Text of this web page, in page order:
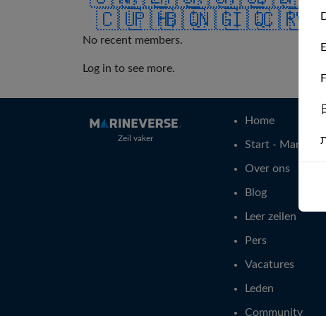
🇨🇺🇵🇭🇧🇶🇳🇬🇮🇶🇨🇷
No recent members.
Log in to see more.
Zeil vaker
Home
Start - Manieren
Over ons
Blog
Leer zeilen
Pers
Vacatures
Leden
Community